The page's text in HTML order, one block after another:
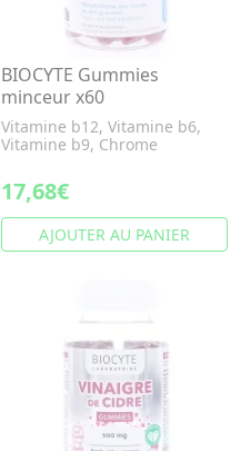
BIOCYTE Gummies
minceur x60
Vitamine b12, Vitamine b6,
Vitamine b9, Chrome
17,68€
AJOUTER AU PANIER